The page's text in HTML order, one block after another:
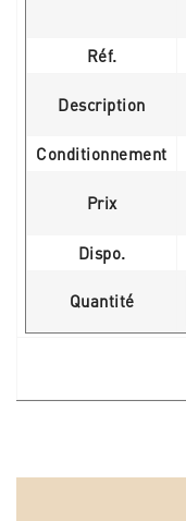
Réf.
Description
Conditionnement
Prix
Dispo.
Quantité